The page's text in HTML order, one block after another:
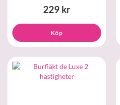
229 kr
Köp